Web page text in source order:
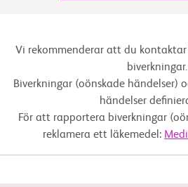
Vi rekommenderar att du
biverkningar.
Biverkningar (oönskade händelser)
händelser
För att rapportera biverkningar
reklamera ett läkemedel: